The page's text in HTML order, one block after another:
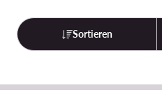
Sortieren